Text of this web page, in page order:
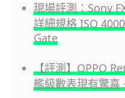
現場評測：Sony
詳細規格 ISO
Gate
【評測】OPPO
艦級數表現有驚喜